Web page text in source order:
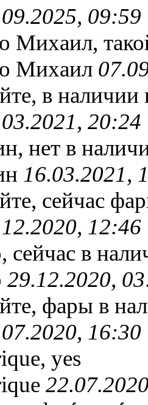
09:59
Михаил,
Михаил
в наличии
20:24
нет в
16.03.2021,
сейчас
12:46
в
29.12.2020,
фары в
16:30
yes